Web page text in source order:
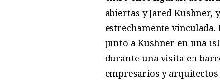
abiertas y Jared
estrechamente
junto a Kushner en una
durante una visita en
empresarios y